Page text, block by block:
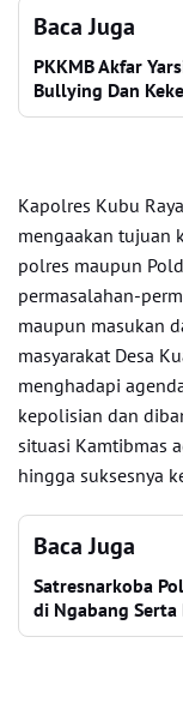
Baca Juga
PKKMB Akfar
Bullying Dan
Kapolres Kubu
mengaakan tujuan
polres maupun
permasalahan-
maupun masukan
masyarakat Desa
menghadapi
kepolisian dan
situasi Kamtibmas
hingga suksesnya
Baca Juga
Satresnarkoba
di Ngabang